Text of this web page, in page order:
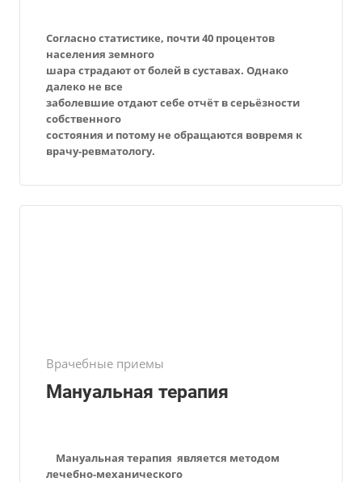
Согласно статистике, почти 40 процентов
населения земного
шара страдаютот болей в суставах. Однако
далеко не все
заболевшие отдают себе отчёт всерьёзности
собственного
состояния и потому не обращаются вовремя к
врачу-ревматологу.
Врачебные приемы
Мануальная терапия
Мануальная терапия является методом
лечебно-механического